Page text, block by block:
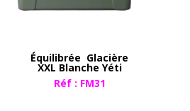
Équilibrée Glacière
XXL Blanche Yéti
Réf : FM31​